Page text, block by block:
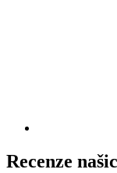
Recenze